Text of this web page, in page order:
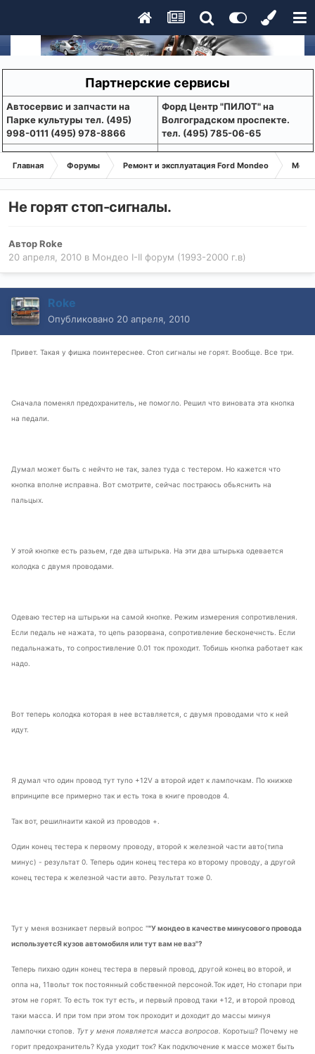
Партнерские сервисы
Aвтосервис и запчасти на
Парке культуры тел. (495)
998-0111 (495) 978-8866
Форд Центр "ПИЛОТ" на
Волгоградском проспекте.
тел. (495) 785-06-65
Главная Форумы Ремонт и эксплуатация Ford Mondeo
Не горят стоп-сигналы.
АвторRoke
20 апреля, 2010 в Мондео I-II форум (1993-2000 г.в)
Roke
Опубликовано 20 апреля, 2010
Привет. Такая у фишка поинтереснее. Стоп сигналы не горят. Вообще. Все три.
Сначала поменял предохранитель, не помогло. Решил что виновата эта кнопка
на педали.
Думал может быть с нейчто не так, залез туда с тестером. Но кажется что
кнопка вполне исправна. Вот смотрите, сейчас постраюсь обьяснить на
пальцых.
У этой кнопке есть разьем, где два штырька. На эти два штырька одевается
колодка с двумя проводами.
Одеваю тестер на штырьки на самой кнопке. Режим измерения сопротивления.
Если педаль не нажата, то цепь разорвана, сопротивление бесконечнсть. Если
педальнажать, то сопростивление 0.01 ток проходит. Тобишь кнопка работает как
надо.
Вот теперь колодка которая в нее вставляется, с двумя проводами что к ней
идут.
Я думал что один провод тут тупо +12V а второй идет к лампочкам. По книжке
впринципе все примерно так и есть тока в книге проводов 4.
Так вот, решилнаити какой из проводов +.
Один конец тестера к первому проводу, второй к железной части авто(типа
минус) - результат 0. Теперь один конец тестера ко второму проводу, а другой
конец тестера к железной части авто. Результат тоже 0.
Тут у меня возникает первый вопрос ""У мондео в качестве минусового провода
используетсЯ кузов автомобиля или тут вам не ваз"?
Теперь пихаю один конец тестера в первый провод, другой конец во второй, и
оппа на, 11вольт ток постоянный собственной персоной.Ток идет, Но стопари при
этом не горят. То есть ток тут есть, и первый провод таки +12, и второй провод
таки масса. И при том при этом ток проходит и доходит до массы минуя
лампочки стопов.
Тут у меня появляется масса вопросов.
Коротыш? Почему не
горит предохранитель? Куда уходит ток? Как подключение к массе может быть